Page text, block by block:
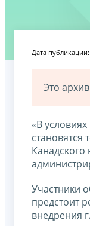
Дата публикации:
Это
«В
становятся
Канадского
Участники
предстоит
внедрения